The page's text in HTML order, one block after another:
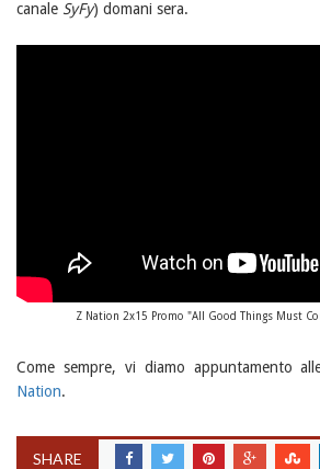
canale SyFy) domani sera.
Z Nation 2x15 Promo "All Good Things Must
Come sempre, vi diamo appuntamento
Nation.
SHARE